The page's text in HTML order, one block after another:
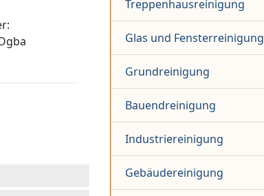
Treppenhausreinigung
Glas und Fensterreinigung
Grundreinigung
Bauendreinigung
Industriereinigung
Gebäudereinigung